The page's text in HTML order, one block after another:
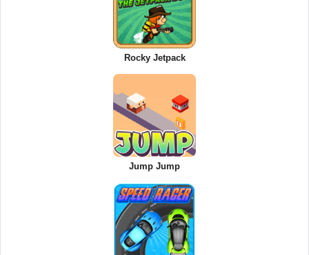
Rocky Jetpack
Jump Jump